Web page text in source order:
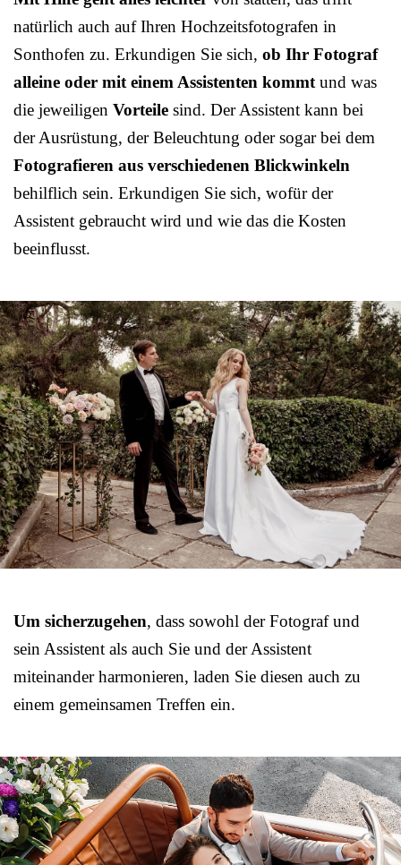
natürlich auch auf Ihren Hochzeitsfotografen in
Sonthofen zu. Erkundigen Sie sich, ob Ihr Fotograf
alleine oder mit einem Assistenten kommt und was
die jeweiligen Vorteile sind. Der Assistent kann bei
der Ausrüstung, der Beleuchtung oder sogar bei dem
Fotografieren aus verschiedenen Blickwinkeln
behilflich sein. Erkundigen Sie sich, wofür der
Assistent gebraucht wird und wie das die Kosten
beeinflusst.
Um sicherzugehen, dass sowohl der Fotograf und
sein Assistent als auch Sie und der Assistent
miteinander harmonieren, laden Sie diesen auch zu
einem gemeinsamen Treffen ein.